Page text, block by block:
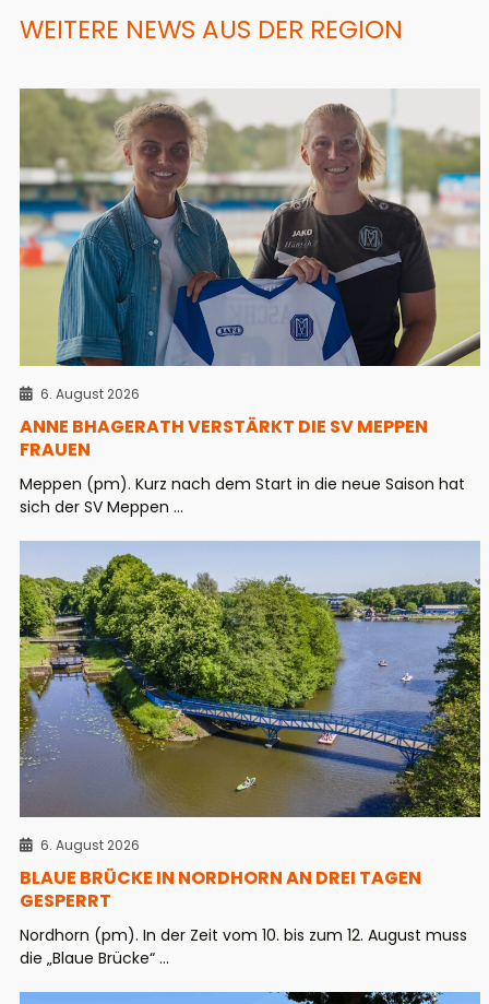
WEITERE NEWS AUS DER REGION
6. August 2026
ANNE BHAGERATH VERSTÄRKT DIE SV MEPPEN
FRAUEN
Meppen (pm). Kurz nach dem Start in die neue Saison hat
sich der SV Meppen ...
6. August 2026
BLAUE BRÜCKE IN NORDHORN AN DREI TAGEN
GESPERRT
Nordhorn (pm). In der Zeit vom 10. bis zum 12. August muss
die „Blaue Brücke“ ...